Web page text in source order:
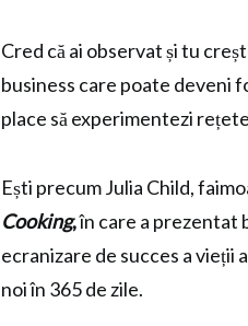
Cred că ai observat și tu
business care poate deveni
place să experimentezi
Ești precum Julia Child,
Cooking,în care a prezentat
ecranizare de succes a
noi în 365 de zile.